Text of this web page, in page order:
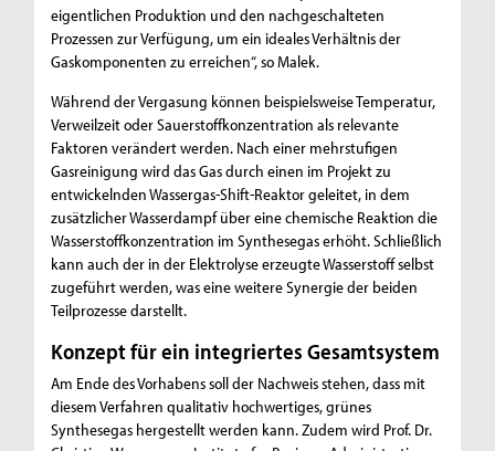
eigentlichen Produktion und den nachgeschalteten
Prozessen zur Verfügung, um ein ideales Verhältnis der
Gaskomponenten zu erreichen“, so Malek.
Während der Vergasung können beispielsweise Temperatur,
Verweilzeit oder Sauerstoffkonzentration als relevante
Faktoren verändert werden. Nach einer mehrstufigen
Gasreinigung wird das Gas durch einen im Projekt zu
entwickelnden Wassergas-Shift-Reaktor geleitet, in dem
zusätzlicher Wasserdampf über eine chemische Reaktion die
Wasserstoffkonzentration im Synthesegas erhöht. Schließlich
kann auch der in der Elektrolyse erzeugte Wasserstoff selbst
zugeführt werden, was eine weitere Synergie der beiden
Teilprozesse darstellt.
Konzept für ein integriertes Gesamtsystem
Am Ende des Vorhabens soll der Nachweis stehen, dass mit
diesem Verfahren qualitativ hochwertiges, grünes
Synthesegas hergestellt werden kann. Zudem wird Prof. Dr.